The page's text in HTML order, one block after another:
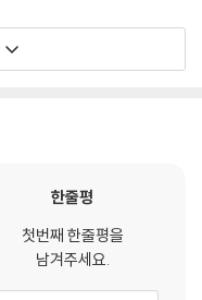
었다. 자신이 하겠다고 한
죽지 않은 꼬마 팀에게는 대
한줄평
첫번째 한줄평을
남겨주세요.